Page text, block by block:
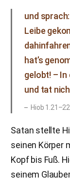
und
Leibe
hat’s
gelobt! – In
und tat
Hiob 1.21–22
Satan stellte
seinen Körper
Kopf bis Fuß.
seinem